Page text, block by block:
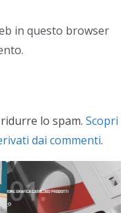
in questo browser
lo spam. Scopri
dai commenti.